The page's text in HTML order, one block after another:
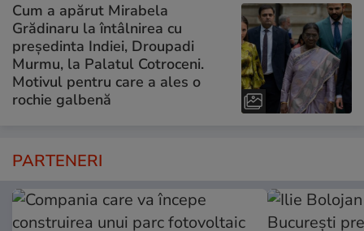
Cum a apărut Mirabela
Grădinaru la întâlnirea cu
președinta Indiei, Droupadi
Murmu, la Palatul Cotroceni.
Motivul pentru care a ales o
rochie galbenă
PARTENERI